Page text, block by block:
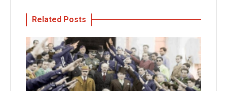
Related Posts